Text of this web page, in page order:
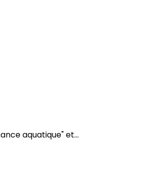
aquatique" et...